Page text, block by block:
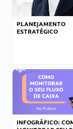
PLANEJAMENTO
ESTRATÉGICO
INFOGRÁFICO: